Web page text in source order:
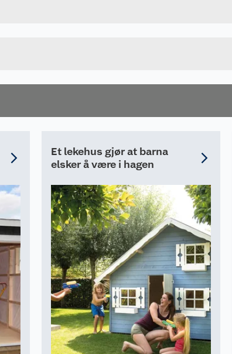
Et lekehus gjør at barna
elsker å være i hagen